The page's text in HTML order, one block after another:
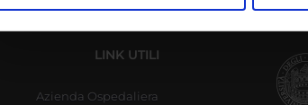
che hanno raccolto dal tuo utilizzo dei loro servizi.
LINK UTILI
Azienda Ospedaliera